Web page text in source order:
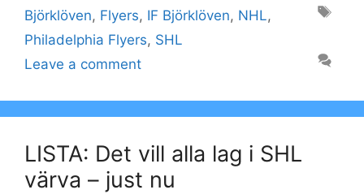
Tags
Björklöven, Flyers, IF Björklöven, NHL,
Philadelphia Flyers, SHL
Leave a comment
LISTA: Det vill alla lag i SHL
värva – just nu